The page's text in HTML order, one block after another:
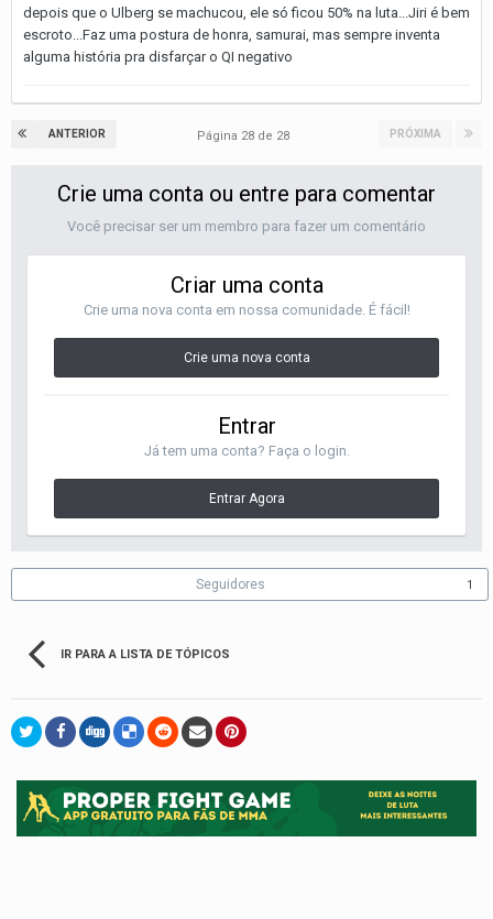
depois que o Ulberg se machucou, ele só ficou 50% na luta...Jiri é bem
escroto...Faz uma postura de honra, samurai, mas sempre inventa
alguma história pra disfarçar o QI negativo
ANTERIOR PRÓXIMA
Página 28 de 28
Crie uma conta ou entre para comentar
Você precisar ser um membro para fazer um comentário
Criar uma conta
Crie uma nova conta em nossa comunidade. É fácil!
Crie uma nova conta
Entrar
Já tem uma conta? Faça o login.
Entrar Agora
Seguidores 1
IR PARA A LISTA DE TÓPICOS